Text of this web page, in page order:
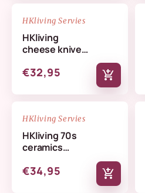
NIEUW
HKliving Servies
HKliving
cheese knives
€32,95 add_shopping_cart
NIEUW
HKliving Servies
HKliving 70s
ceramics
skyline
€34,95 add_shopping_cart